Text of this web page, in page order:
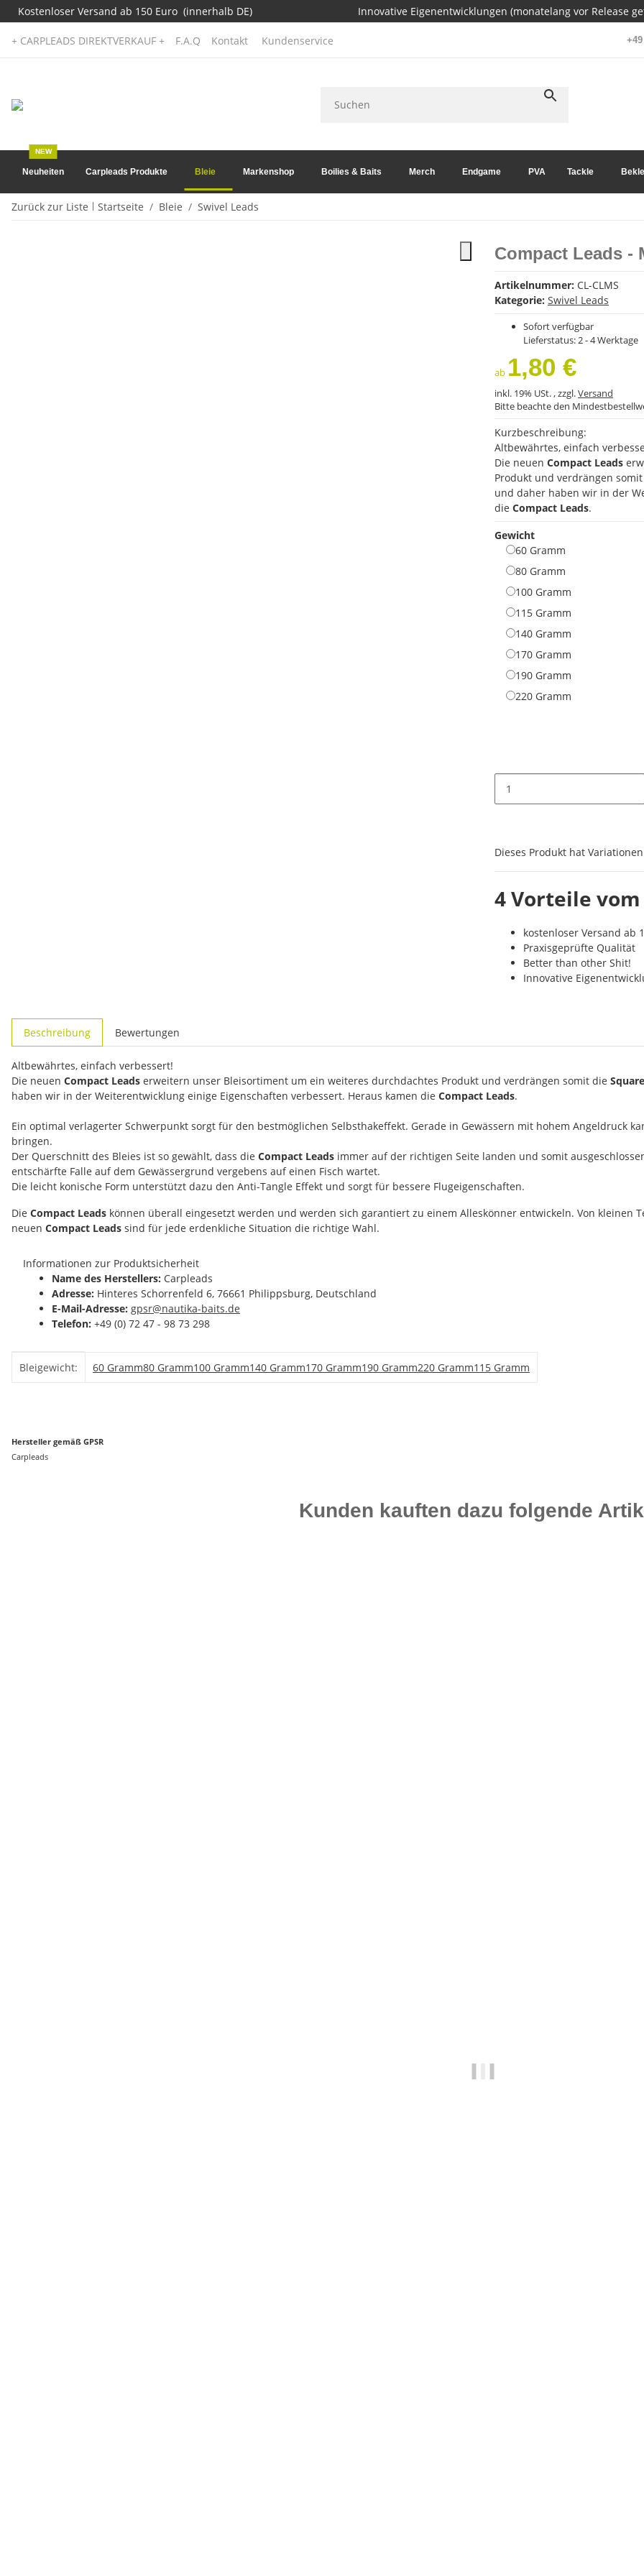
Kostenloser Versand ab 150 Euro (innerhalb DE) Innovative Eigenentwicklungen (monatelang vor Release
+ CARPLEADS DIREKTVERKAUF + F.A.Q Kontakt Kundenservice
Neuheiten
NEW
Carpleads Produkte Bleie Markenshop Boilies & Baits Merch Endgame PVA Tackle
Zurück zur Liste Startseite Bleie Swivel Leads
Compact Leads -
Artikelnummer: CL-CLMS
Kategorie: Swivel Leads
Sofort verfügbar
Lieferstatus: 2 - 4 Werktage
ab 1,80 €
inkl. 19% USt. , zzgl.Versand
Bitte beachte den
Kurzbeschreibung:
Altbewährtes, einfach
Die neuen Compact Leads
Produkt und verdrängen
und daher haben wir in der
die Compact Leads.
Gewicht
60 Gramm
80 Gramm
100 Gramm
115 Gramm
140 Gramm
170 Gramm
190 Gramm
220 Gramm
x
Dieses Produkt hat
4 Vorteile
kostenloser Versand ab
Praxisgeprüfte Qualität
Better than other Shit!
Innovative
Beschreibung Bewertungen
Altbewährtes, einfach verbessert!
Die neuen Compact Leads erweitern unser Bleisortiment um ein weiteres durchdachtes Produkt und verdrängen somit die
haben wir in der Weiterentwicklung einige Eigenschaften verbessert. Heraus kamen die Compact Leads.
Ein optimal verlagerter Schwerpunkt sorgt für den bestmöglichen Selbsthakeffekt. Gerade in Gewässern mit hohem Angeldruck
bringen.
Der Querschnitt des Bleies ist so gewählt, dass die Compact Leads immer auf der richtigen Seite landen und somit
entschärfte Falle auf dem Gewässergrund vergebens auf einen Fisch wartet.
Die leicht konische Form unterstützt dazu den Anti-Tangle Effekt und sorgt für bessere Flugeigenschaften.
Die Compact Leads können überall eingesetzt werden und werden sich garantiert zu einem Alleskönner entwickeln. Von kleinen
neuen Compact Leads sind für jede erdenkliche Situation die richtige Wahl.
Informationen zur Produktsicherheit
Name des Herstellers: Carpleads
Adresse: Hinteres Schorrenfeld 6, 76661 Philippsburg, Deutschland
E-Mail-Adresse: gpsr@nautika-baits.de
Telefon: +49 (0) 72 47 - 98 73 298
Bleigewicht: 60 Gramm80 Gramm100 Gramm140 Gramm170 Gramm190 Gramm220 Gramm115 Gramm
Hersteller gemäß GPSR
Carpleads
Kunden kauften dazu folgende